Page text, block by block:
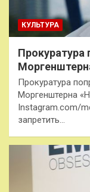
КУЛЬТУРА
Прокуратура
Прокуратура
Моргенштерна
Instagram.com/
запретить…